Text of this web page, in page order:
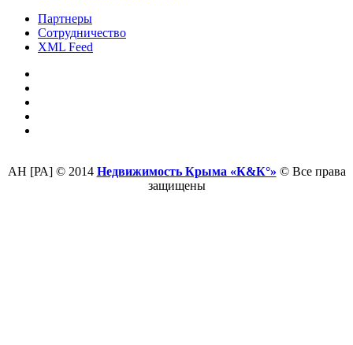
Партнеры
Сотрудничество
XML Feed
АН [РА] © 2014 Недвижимость Крыма «К&К°» © Все права
защищены